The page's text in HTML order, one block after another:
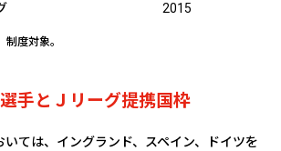
2015
度対象。
手とＪリーグ提携国枠
ては、イングランド、スペイン、ドイツを